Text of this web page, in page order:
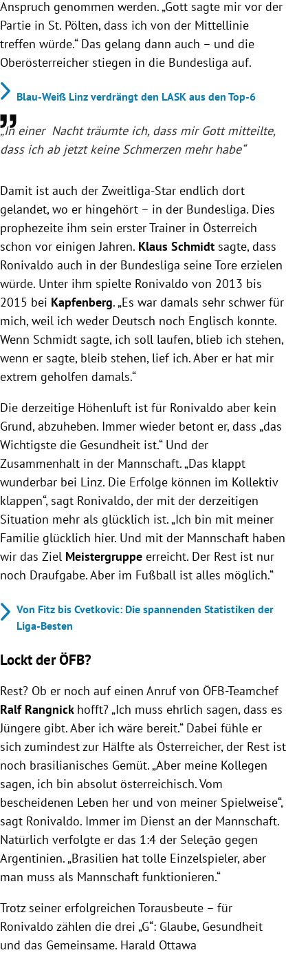
Anspruch genommen werden. „Gott sagte mir vor der
Partie in St. Pölten, dass ich von der Mittellinie
treffen würde.“ Das gelang dann auch – und die
Oberösterreicher stiegen in die Bundesliga auf.
Blau-Weiß Linz verdrängt den LASK aus den Top-6
„In einer Nacht träumte ich, dass mir Gott mitteilte,
dass ich ab jetzt keine Schmerzen mehr habe“
Damit ist auch der Zweitliga-Star endlich dort
gelandet, wo er hingehört – in der Bundesliga. Dies
prophezeite ihm sein erster Trainer in Österreich
schon vor einigen Jahren. Klaus Schmidt sagte, dass
Ronivaldo auch in der Bundesliga seine Tore erzielen
würde. Unter ihm spielte Ronivaldo von 2013 bis
2015 bei Kapfenberg. „Es war damals sehr schwer für
mich, weil ich weder Deutsch noch Englisch konnte.
Wenn Schmidt sagte, ich soll laufen, blieb ich stehen,
wenn er sagte, bleib stehen, lief ich. Aber er hat mir
extrem geholfen damals.“
Die derzeitige Höhenluft ist für Ronivaldo aber kein
Grund, abzuheben. Immer wieder betont er, dass „das
Wichtigste die Gesundheit ist.“ Und der
Zusammenhalt in der Mannschaft. „Das klappt
wunderbar bei Linz. Die Erfolge können im Kollektiv
klappen“, sagt Ronivaldo, der mit der derzeitigen
Situation mehr als glücklich ist. „Ich bin mit meiner
Familie glücklich hier. Und mit der Mannschaft haben
wir das Ziel Meistergruppe erreicht. Der Rest ist nur
noch Draufgabe. Aber im Fußball ist alles möglich.“
Von Fitz bis Cvetkovic: Die spannenden Statistiken der
Liga-Besten
Lockt der ÖFB?
Rest? Ob er noch auf einen Anruf von ÖFB-Teamchef
Ralf Rangnick hofft? „Ich muss ehrlich sagen, dass es
Jüngere gibt. Aber ich wäre bereit.“ Dabei fühle er
sich zumindest zur Hälfte als Österreicher, der Rest ist
noch brasilianisches Gemüt. „Aber meine Kollegen
sagen, ich bin absolut österreichisch. Vom
bescheidenen Leben her und von meiner Spielweise“,
sagt Ronivaldo. Immer im Dienst an der Mannschaft.
Natürlich verfolgte er das 1:4 der Seleção gegen
Argentinien. „Brasilien hat tolle Einzelspieler, aber
man muss als Mannschaft funktionieren.“
Trotz seiner erfolgreichen Torausbeute – für
Ronivaldo zählen die drei „G“: Glaube, Gesundheit
und das Gemeinsame. Harald Ottawa